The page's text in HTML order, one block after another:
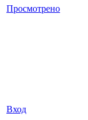
Просмотрено
Вход